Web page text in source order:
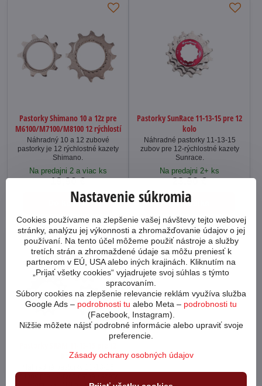
Pastorky Shimano 10 a 12z pre
M6100/M7100/M8100 12 rýchlostí
Náhradný 10 a 12 zubové
pastorky je 12 rýchlostné kazety
Shimano.
Na predajni 2 a viac ks
19,90 €
Do košíka
Pastorky SunRace 11-13-15 pre 12
kolo
Náhradné pastorky 11-13-15
zubov pre 12-rýchlostné kazety
Sunrace.
Na predajni 2+ ks
23,90 €
Do košíka
kolo
Nastavenie súkromia
Cookies používame na zlepšenie vašej návštevy tejto webovej
stránky, analýzu jej výkonnosti a zhromažďovanie údajov o jej
používaní. Na tento účel môžeme použiť nástroje a služby
tretích strán a zhromaždené údaje sa môžu preniesť k
partnerom v EÚ, USA alebo iných krajinách. Kliknutím na
„Prijať všetky cookies“ vyjadrujete svoj súhlas s týmto
spracovaním.
Súbory cookies na zlepšenie relevancie reklám využíva služba
Google Ads – podrobnosti tu alebo Meta – podrobnosti tu
(Facebook, Instagram).
Nižšie môžete nájsť podrobné informácie alebo upraviť svoje
preferencie.
Zásady ochrany osobných údajov